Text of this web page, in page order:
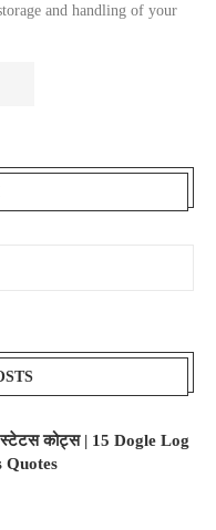
and handling of your
स्टेटस कोट्स | 15 Dogle Log
Quotes